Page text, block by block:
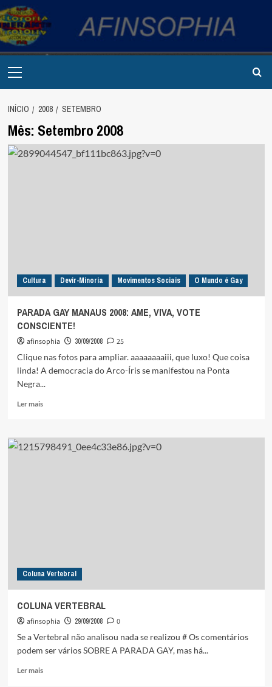
Avançar
para
o
conteúdo
Menu
INÍCIO 2008 SETEMBRO
Mês: Setembro 2008
Cultura Devir-Minoria Movimentos Sociais O Mundo é Gay
PARADA GAY MANAUS 2008: AME, VIVA, VOTE
CONSCIENTE!
afinsophia 30/09/2008
25
Clique nas fotos para ampliar. aaaaaaaaiii, que luxo! Que coisa
linda! A democracia do Arco-Íris se manifestou na Ponta
Negra...
Ler maisLeia
PARADA
GAY
Coluna Vertebral
COLUNA VERTEBRAL
afinsophia 29/09/2008
0
Se a Vertebral não analisou nada se realizou # Os comentários
podem ser vários SOBRE A PARADA GAY, mas há...
Ler maisLeia